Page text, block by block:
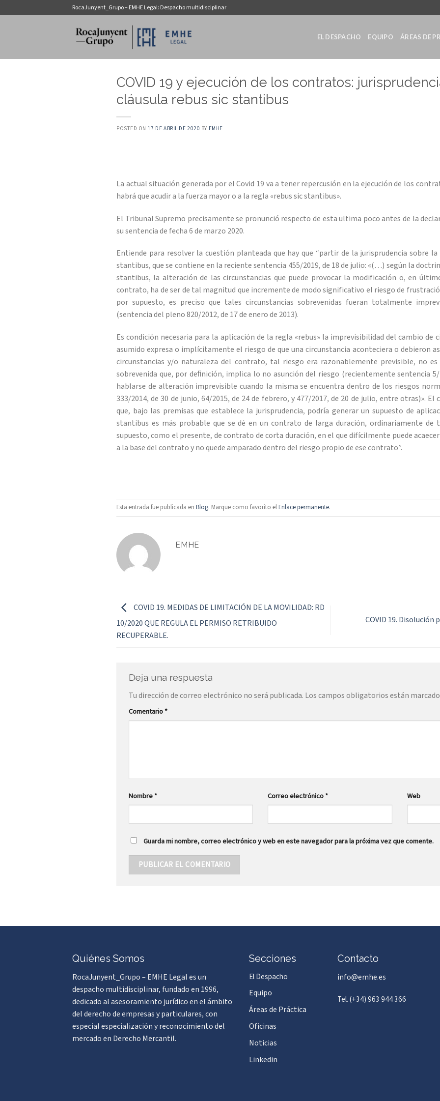
al
RocaJunyent_Grupo – EMHE Legal: Despacho multidisciplinar
EL DESPACHO EQUIPO ÁREAS DE
COVID 19 y ejecución de los contratos:
cláusula rebus sic stantibus
POSTED ON 17 DE ABRIL DE 2020 BY EMHE
La actual situación generada por el Covid 19 va a tener repercusión en la ejecución de los
habrá que acudir a la fuerza mayor o a la regla «rebus sic stantibus».
El Tribunal Supremo precisamente se pronunció respecto de esta ultima poco antes de la
su sentencia de fecha 6 de marzo 2020.
Entiende para resolver la cuestión planteada que hay que “partir de la jurisprudencia sobre
stantibus, que se contiene en la reciente sentencia 455/2019, de 18 de julio: «(…) según la
stantibus, la alteración de las circunstancias que puede provocar la modificación o, en
contrato, ha de ser de tal magnitud que incremente de modo significativo el riesgo de
por supuesto, es preciso que tales circunstancias sobrevenidas fueran totalmente
(sentencia del pleno 820/2012, de 17 de enero de 2013).
Es condición necesaria para la aplicación de la regla «rebus» la imprevisibilidad del cambio de
asumido expresa o implícitamente el riesgo de que una circunstancia aconteciera o debieron
circunstancias y/o naturaleza del contrato, tal riesgo era razonablemente previsible, no
sobrevenida que, por deﬁnición, implica lo no asunción del riesgo (recientemente sentencia 5/
hablarse de alteración imprevisible cuando la misma se encuentra dentro de los riesgos
333/2014, de 30 de junio, 64/2015, de 24 de febrero, y 477/2017, de 20 de julio, entre otras)».
que, bajo las premisas que establece la jurisprudencia, podría generar un supuesto de
stantibus es más probable que se dé en un contrato de larga duración, ordinariamente de
supuesto, como el presente, de contrato de corta duración, en el que difícilmente puede
a la base del contrato y no quede amparado dentro del riesgo propio de ese contrato”.
Esta entrada fue publicada en Blog. Marque como favorito elEnlace permanente.
EMHE
COVID 19. MEDIDAS DE LIMITACIÓN DE LA MOVILIDAD: RD
10/2020 QUE REGULA EL PERMISO RETRIBUIDO
RECUPERABLE.
COVID 19. Disolución
Deja una respuesta
Tu dirección de correo electrónico no será publicada. Los campos obligatorios están
Comentario*
Nombre* Correo electrónico* Web
Guarda mi nombre, correo electrónico y web en este navegador para la próxima vez que comente.
Quiénes Somos
RocaJunyent_Grupo – EMHE Legal es un
despacho multidisciplinar, fundado en 1996,
dedicado al asesoramiento jurídico en el ámbito
del derecho de empresas y particulares, con
especial especialización y reconocimiento del
mercado en Derecho Mercantil.
Secciones
El Despacho
Equipo
Áreas de Práctica
Oficinas
Noticias
Linkedin
Contacto
info@emhe.es
Tel. (+34) 963 944 366